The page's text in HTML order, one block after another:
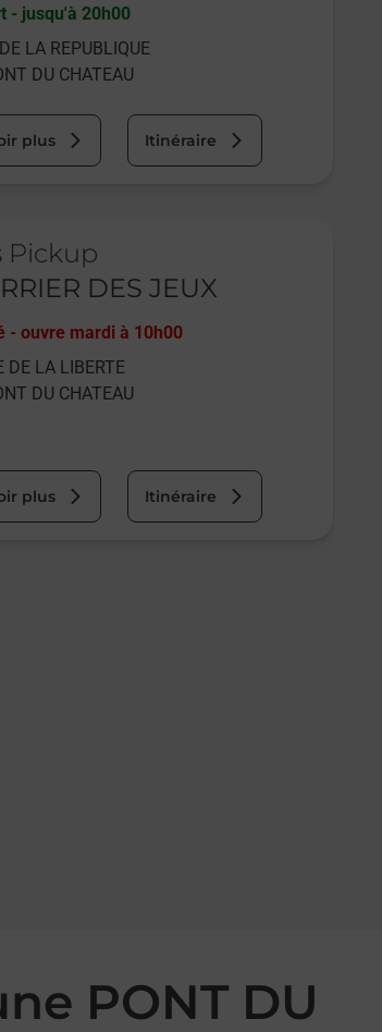
- jusqu'à 20h00
LA REPUBLIQUE
DU CHATEAU
plus Itinéraire
Pickup
DES JEUX
-ouvre mardi à 10h00
DE LA LIBERTE
DU CHATEAU
plus Itinéraire
PONT DU